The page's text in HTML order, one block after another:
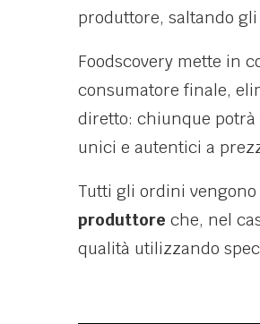
produttore, saltando gli
Foodscovery mette in
consumatore finale,
diretto: chiunque
unici e autentici a
Tutti gli ordini vengono
produttore che, nel
qualità utilizzando